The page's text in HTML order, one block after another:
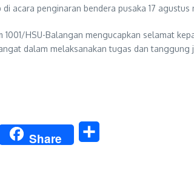
acara penginaran bendera pusaka 17 agustus
1001/HSU-Balangan mengucapkan selamat
dalam melaksanakan tugas dan
Twitter Share